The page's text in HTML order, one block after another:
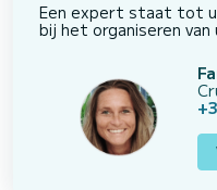
Een expert staat tot
bij het organiseren van